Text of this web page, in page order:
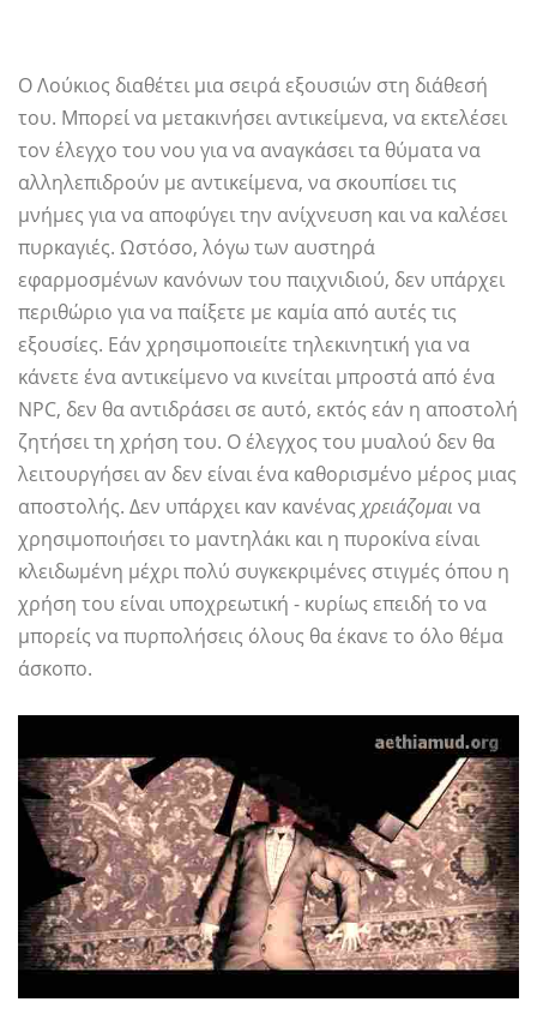
Ο Λούκιος διαθέτει μια σειρά εξουσιών στη διάθεσή
του. Μπορεί να μετακινήσει αντικείμενα, να εκτελέσει
τον έλεγχο του νου για να αναγκάσει τα θύματα να
αλληλεπιδρούν με αντικείμενα, να σκουπίσει τις
μνήμες για να αποφύγει την ανίχνευση και να καλέσει
πυρκαγιές. Ωστόσο, λόγω των αυστηρά
εφαρμοσμένων κανόνων του παιχνιδιού, δεν υπάρχει
περιθώριο για να παίξετε με καμία από αυτές τις
εξουσίες. Εάν χρησιμοποιείτε τηλεκινητική για να
κάνετε ένα αντικείμενο να κινείται μπροστά από ένα
NPC, δεν θα αντιδράσει σε αυτό, εκτός εάν η αποστολή
ζητήσει τη χρήση του. Ο έλεγχος του μυαλού δεν θα
λειτουργήσει αν δεν είναι ένα καθορισμένο μέρος μιας
αποστολής. Δεν υπάρχει καν κανέναςχρειάζομαι να
χρησιμοποιήσει το μαντηλάκι και η πυροκίνα είναι
κλειδωμένη μέχρι πολύ συγκεκριμένες στιγμές όπου η
χρήση του είναι υποχρεωτική - κυρίως επειδή το να
μπορείς να πυρπολήσεις όλους θα έκανε το όλο θέμα
άσκοπο.